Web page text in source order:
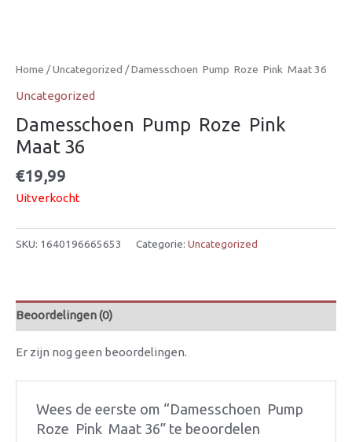
Home /Uncategorized / Damesschoen  Pump  Roze  Pink  Maat 36
Uncategorized
Damesschoen  Pump  Roze  Pink 
Maat 36
€19,99
Uitverkocht
SKU: 1640196665653 Categorie: Uncategorized
Beoordelingen (0)
Er zijn nog geen beoordelingen.
Wees de eerste om “Damesschoen  Pump 
Roze  Pink  Maat 36” te beoordelen